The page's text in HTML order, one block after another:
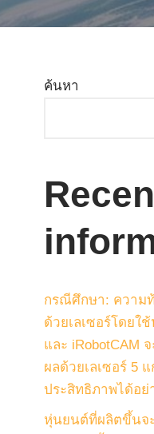
ค้นหา
กรณีศึกษา: ความ
ด้วยเลเซอร์โดยใ
และ iRobotCAM
ผลด้วยเลเซอร์ 5
ประสิทธิภาพได้อย่
หุ่นยนต์ที่ผลิตขึ้นจ